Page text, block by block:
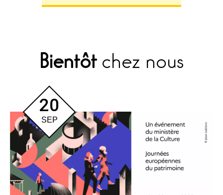
Bientôtchez nous
20
SEP